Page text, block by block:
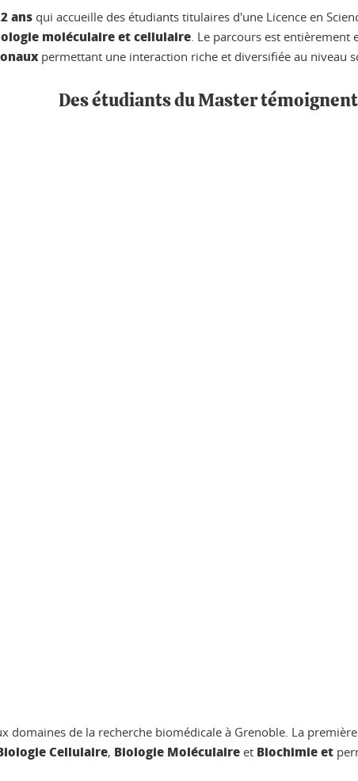
ans qui accueille des étudiants titulaires d'une Licence en
moléculaire et cellulaire. Le parcours est entièrement
permettant une interaction riche et diversifiée au niveau
Des étudiants du Master témoignent
domaines de la recherche biomédicale à Grenoble. La
Cellulaire, Biologie Moléculaire et Biochimie et